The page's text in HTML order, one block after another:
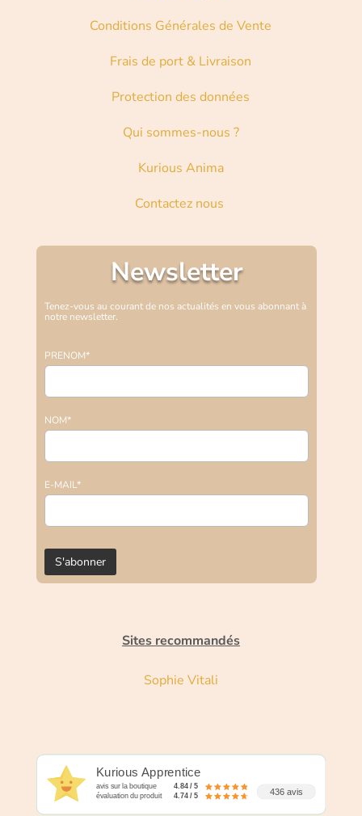
Conditions Générales de Vente
Frais de port & Livraison
Protection des données
Qui sommes-nous ?
Kurious Anima
Contactez nous
Newsletter
Tenez-vous au courant de nos actualités en vous abonnant à
notre newsletter.
PRENOM*
NOM*
E-MAIL*
Sites recommandés
Sophie Vitali
Kurious Apprentice
avis sur la boutique 4.84 / 5
évaluation du produit 4.74 / 5 436 avis